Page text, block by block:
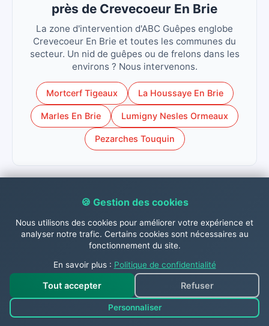
près de Crevecoeur En Brie
La zone d'intervention d'ABC Guêpes englobe
Crevecoeur En Brie et toutes les communes du
secteur. Un nid de guêpes ou de frelons dans les
environs ? Nous intervenons.
Mortcerf Tigeaux La Houssaye En Brie
Marles En Brie Lumigny Nesles Ormeaux
Pezarches Touquin
Contactez-nous dès
maintenant !
N'hésitez pas à nous contacter dès à présent par
téléphone au
06.31.26.63.84, par
,
🍪 Gestion des cookies
Nous utilisons des cookies pour améliorer votre expérience et
analyser notre trafic. Certains cookies sont nécessaires au
fonctionnement du site.
En savoir plus : Politique de confidentialité
Tout accepter
Personnaliser
Refuser